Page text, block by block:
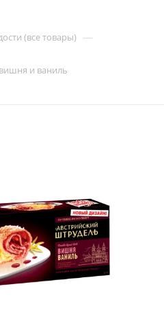
(все товары) —
и ваниль